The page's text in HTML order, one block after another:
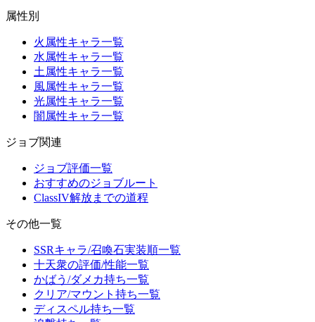
属性別
火属性キャラ一覧
水属性キャラ一覧
土属性キャラ一覧
風属性キャラ一覧
光属性キャラ一覧
闇属性キャラ一覧
ジョブ関連
ジョブ評価一覧
おすすめのジョブルート
ClassIV解放までの道程
その他一覧
SSRキャラ/召喚石実装順一覧
十天衆の評価/性能一覧
かばう/ダメカ持ち一覧
クリア/マウント持ち一覧
ディスペル持ち一覧